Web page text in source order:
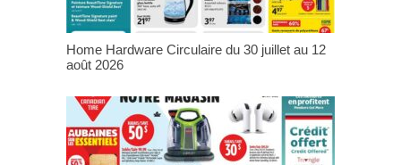
Home Hardware Circulaire du 30 juillet au 12
août 2026